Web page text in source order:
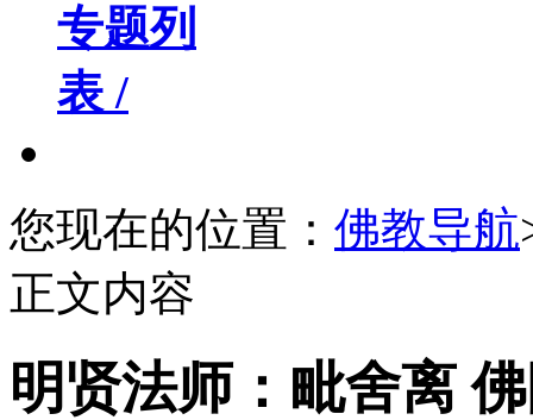
专题列
表 /
您现在的位置： 佛教导航
正文内容
明贤法师：毗舍离